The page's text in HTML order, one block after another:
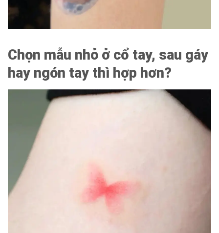
Chọn mẫu nhỏ ở cổ tay, sau gáy
hay ngón tay thì hợp hơn?